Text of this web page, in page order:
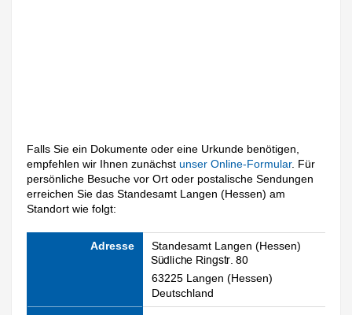
Falls Sie ein Dokumente oder eine Urkunde benötigen,
empfehlen wir Ihnen zunächstunser Online-Formular. Für
persönliche Besuche vor Ort oder postalische Sendungen
erreichen Sie das Standesamt Langen (Hessen) am
Standort wie folgt:
Adresse Standesamt Langen (Hessen)
63225 Langen (Hessen)
Deutschland